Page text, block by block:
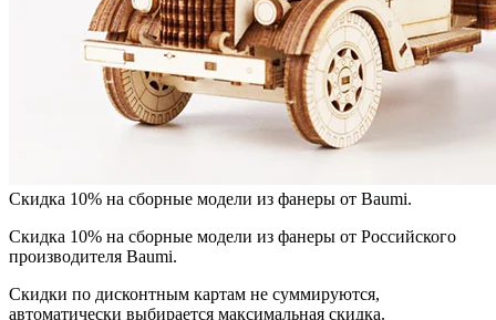
Скидка 10% на сборные модели из фанеры от Baumi.
Скидка 10% на сборные модели из фанеры от Российского
производителя Baumi.
Скидки по дисконтным картам не суммируются,
автоматически выбирается максимальная скидка.